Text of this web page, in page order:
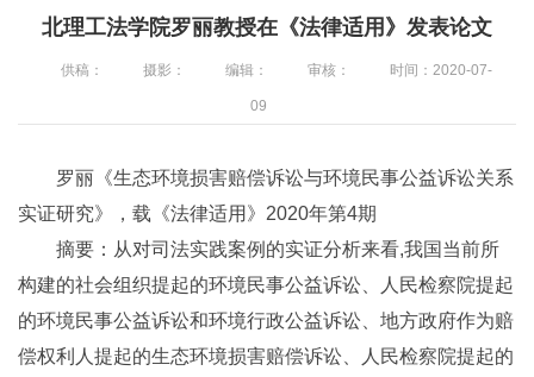
北理工法学院罗丽教授在《法律适用》发表论文
供稿： 摄影： 编辑： 审核： 时间：2020-07-
09
罗丽《生态环境损害赔偿诉讼与环境民事公益诉讼关系
实证研究》，载《法律适用》2020年第4期
摘要：从对司法实践案例的实证分析来看,我国当前所
构建的社会组织提起的环境民事公益诉讼、人民检察院提起
的环境民事公益诉讼和环境行政公益诉讼、地方政府作为赔
偿权利人提起的生态环境损害赔偿诉讼、人民检察院提起的